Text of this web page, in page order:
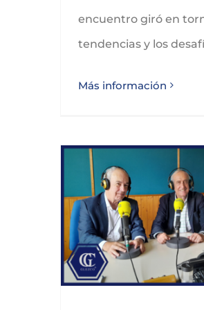
encuentro giró en
tendencias y los
Más información